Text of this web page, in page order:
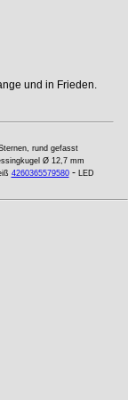
und in Frieden.
rund gefasst
Ø 12,7 mm
4260365579580- LED